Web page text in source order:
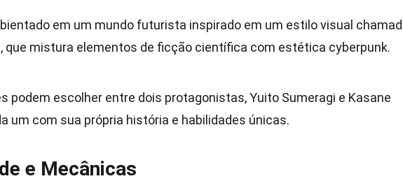
em um mundo futurista inspirado em um estilo visual
que mistura elementos de ficção científica com estética cyberpunk.
podem escolher entre dois protagonistas, Yuito Sumeragi e Kasane
um com sua própria história e habilidades únicas.
e Mecânicas